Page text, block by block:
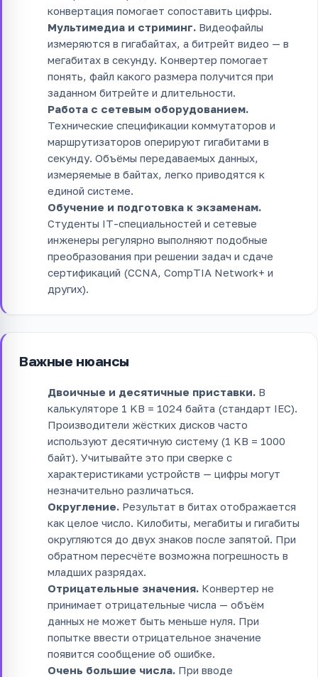
конвертация помогает сопоставить цифры.
Мультимедиа и стриминг. Видеофайлы
измеряются в гигабайтах, а битрейт видео — в
мегабитах в секунду. Конвертер помогает
понять, файл какого размера получится при
заданном битрейте и длительности.
Работа с сетевым оборудованием.
Технические спецификации коммутаторов и
маршрутизаторов оперируют гигабитами в
секунду. Объёмы передаваемых данных,
измеряемые в байтах, легко приводятся к
единой системе.
Обучение и подготовка к экзаменам.
Студенты IT-специальностей и сетевые
инженеры регулярно выполняют подобные
преобразования при решении задач и сдаче
сертификаций (CCNA, CompTIA Network+ и
других).
Важные нюансы
Двоичные и десятичные приставки. В
калькуляторе 1 KB = 1024 байта (стандарт IEC).
Производители жёстких дисков часто
используют десятичную систему (1 KB = 1000
байт). Учитывайте это при сверке с
характеристиками устройств — цифры могут
незначительно различаться.
Округление. Результат в битах отображается
как целое число. Килобиты, мегабиты и гигабиты
округляются до двух знаков после запятой. При
обратном пересчёте возможна погрешность в
младших разрядах.
Отрицательные значения. Конвертер не
принимает отрицательные числа — объём
данных не может быть меньше нуля. При
попытке ввести отрицательное значение
появится сообщение об ошибке.
Очень большие числа. При вводе